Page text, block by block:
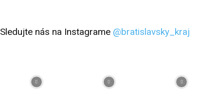
Sledujte nás na Instagrame @bratislavsky_kraj